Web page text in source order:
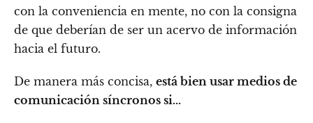
con la conveniencia en mente, no con la consigna
de que deberían de ser un acervo de información
hacia el futuro.
De manera más concisa, está bien usar medios de
comunicación síncronos si...